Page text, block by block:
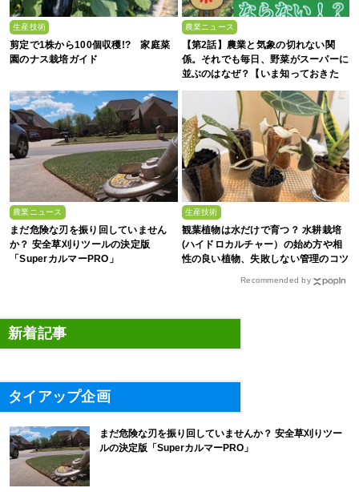
生産技術
剪定で1株から100個収穫!? 家庭菜
園のナス栽培ガイド
農業ニュース
【第2話】農業と気象の切れない関
係。それでも毎日、野菜がスーパーに
並ぶのはなぜ？【いま知っておきた
農業ニュース
まだ危険な刃を振り回していません
か？ 安全草刈りツールの決定版
「SuperカルマーPRO」
生産技術
観葉植物は水だけで育つ？ 水耕栽培
(ハイドロカルチャー）の始め方や相
性の良い植物、失敗しない管理のコツ
Recommended by
新着記事
タイアップ企画
まだ危険な刃を振り回していませんか？ 安全草刈りツー
ルの決定版「SuperカルマーPRO」